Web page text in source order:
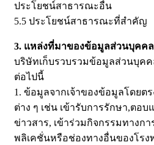
ประโยชน์สาธารณะอื่น
5.5 ประโยชน์สาธารณะที่สำคัญ
3. แหล่งที่มาของข้อมูลส่วนบุคคล
บริษัทเก็บรวบรวมข้อมูลส่วนบุค
ต่อไปนี้
1. ข้อมูลจากเจ้าของข้อมูลโดยต
ต่าง ๆ เช่น เข้ารับการรักษา,ตอ
ข่าวสาร, เข้าร่วมกิจกรรมทางก
พลิเคชั่นหรือช่องทางอื่นของโรง